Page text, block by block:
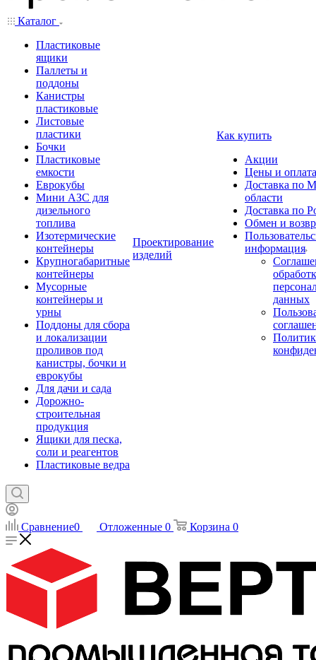
Каталог
Пластиковые
ящики
Паллеты и
поддоны
Канистры
пластиковые
Листовые
пластики
Бочки
Пластиковые
емкости
Еврокубы
Мини АЗС для
дизельного
топлива
Изотермические
контейнеры
Крупногабаритные
контейнеры
Мусорные
контейнеры и
урны
Поддоны для сбора
и локализации
проливов под
канистры, бочки и
еврокубы
Для дачи и сада
Дорожно-
строительная
продукция
Ящики для песка,
соли и реагентов
Пластиковые ведра
Проектирование
изделий
Как купить
Акции
Цены и оплата
Доставка по
области
Доставка по
Обмен и
информация
данных
Сравнение0 Отложенные 0 Корзина 0